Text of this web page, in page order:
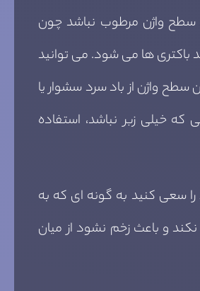
سطح واژن مرطوب نباشد چون
باکتری ها می شود. می توانید
واژن از باد سرد سشوار یا
که خیلی زبر نباشد، استفاده
را سعی کنید به گونه ای که به
نکند و باعث زخم نشود از میان